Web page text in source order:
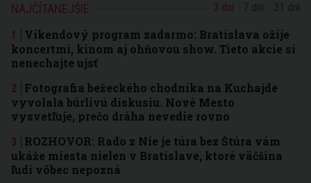
NAJČÍTANEJŠIE 3 dni
Víkendový program zadarmo: Bratislava ožije
koncertmi, kinom aj ohňovou show. Tieto akcie si
nenechajte ujsť
Fotografia bežeckého chodníka na Kuchajde
vyvolala búrlivú diskusiu. Nové Mesto
vysvetľuje, prečo dráha nevedie rovno
ROZHOVOR: Rado z Nie je túra bez Štúra vám
ukáže miesta nielen v Bratislave, ktoré väčšina
ľudí vôbec nepozná